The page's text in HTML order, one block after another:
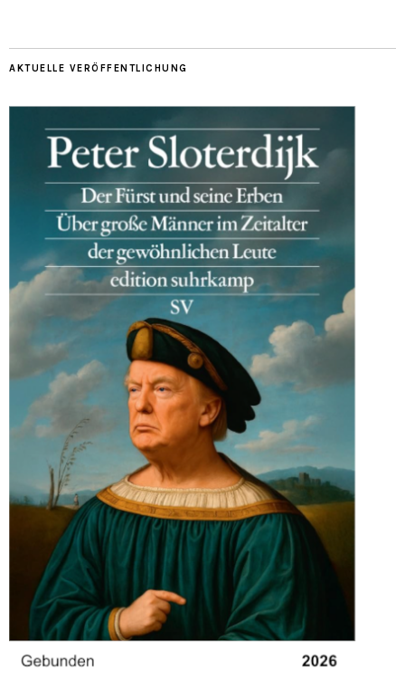
AKTUELLE VERÖFFENTLICHUNG